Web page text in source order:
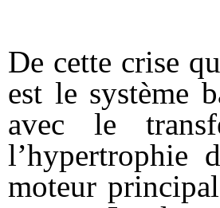
De cette crise
est le système
avec le
l’hypertrophie
moteur